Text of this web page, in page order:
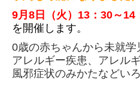
9月8日（火）13：30～14
を開催します。
0歳の赤ちゃんから未就
アレルギー疾患、アレル
風邪症状のみかたなどい